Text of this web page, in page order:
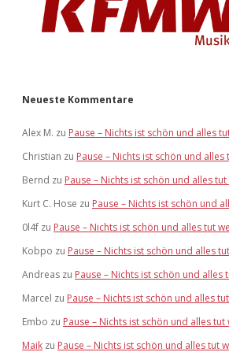
Neueste Kommentare
Alex M. zu Pause – Nichts ist schön und alles
Christian zu Pause – Nichts ist schön und alles
Bernd zu Pause – Nichts ist schön und alles tut
Kurt C. Hose zu Pause – Nichts ist schön und
0l4f zu Pause – Nichts ist schön und alles tut
Kobpo zu Pause – Nichts ist schön und alles
Andreas zu Pause – Nichts ist schön und alles
Marcel zu Pause – Nichts ist schön und alles
Embo zu Pause – Nichts ist schön und alles tut
Maik zu Pause – Nichts ist schön und alles tut